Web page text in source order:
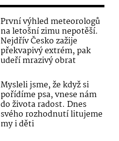
První výhled meteorologů
na letošní zimu nepotěší.
Nejdřív Česko zažije
překvapivý extrém, pak
udeří mrazivý obrat
Mysleli jsme, že když si
pořídíme psa, vnese nám
do života radost. Dnes
svého rozhodnutí litujeme
my i děti